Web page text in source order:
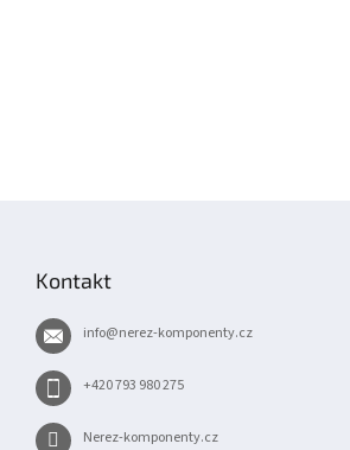
Kontakt
info@nerez-komponenty.cz
+420 793 980 275
Nerez-komponenty.cz